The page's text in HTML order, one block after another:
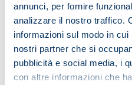
annunci, per fornire
analizzare il nostro traffico.
informazioni sul modo in
nostri partner che si
pubblicità e social media, i
con altre informazioni che
(27 June)
McTominay: Haiti v
Morocco (20 June);
Olivera: Saudi Arabia v